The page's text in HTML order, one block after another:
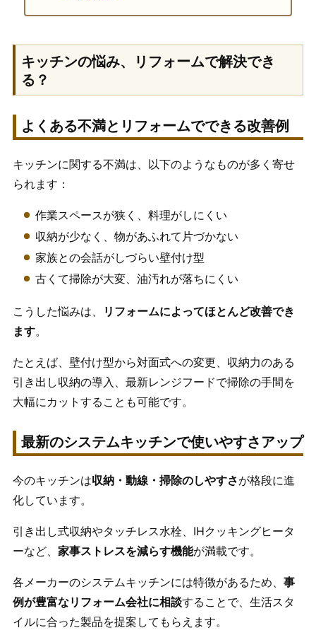
キッチンの悩み、リフォームで解決でき
る？
よくある不満とリフォームでできる改善例
キッチンに関する不満は、以下のようなものが多く寄せ
られます：
作業スペースが狭く、料理がしにくい
収納が少なく、物があふれて片づかない
家族との会話がしづらい壁付け型
古くて掃除が大変、油汚れが落ちにくい
こうした悩みは、
リフォームによってほとんど改善でき
ます。
たとえば、壁付け型から対面式への変更、収納力のある
引き出し収納の導入、最新レンジフードで掃除の手間を
大幅にカットすることも可能です。
最新のシステムキッチンで使いやすさアップ
今のキッチンは収納・動線・掃除のしやすさが格段に進
化しています。
引き出し式収納やタッチレス水栓、IHクッキングヒータ
ーなど、 家事ストレスを減らす機能が満載です。
各メーカーのシステムキッチンには特徴があるため、 事
例が豊富なリフォーム会社に相談することで、生活スタ
イルに合った製品を提案してもらえます。